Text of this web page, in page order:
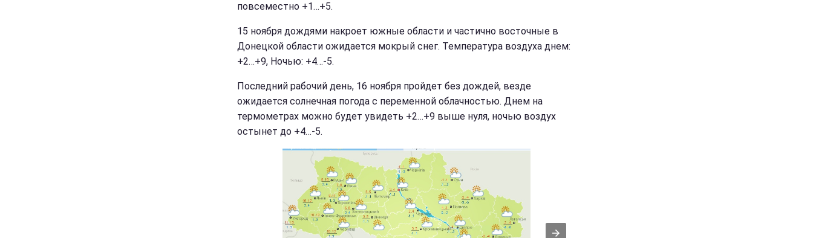
повсеместно +1…+5.
15 ноября дождями накроет южные области и частично восточные в
Донецкой области ожидается мокрый снег. Температура воздуха днем:
+2…+9, Ночью: +4…-5.
Последний рабочий день, 16 ноября пройдет без дождей, везде
ожидается солнечная погода с переменной облачностью. Днем на
термометрах можно будет увидеть +2…+9 выше нуля, ночью воздух
остынет до +4…-5.